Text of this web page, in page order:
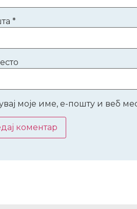
*
моје име, е-пошту и веб